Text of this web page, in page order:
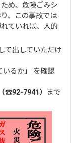
め、危険ごみシ
、この事故では
ていれば、人的
て出していただけ
いるか」 を確認
☎92-7941） まで